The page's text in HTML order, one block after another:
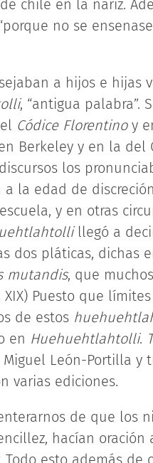
chile en la nariz.
no se
a hijos e hijas
, “antigua palabra”.
Códice Florentinoy
Berkeley y en la del
los
la edad de
y en otras
llegó a
dos pláticas, dichas
mutandis, que
XIX) Puesto que
de estos
en Huehuehtlahtolli.
León-Portilla y
varias ediciones.
de que los
hacían oración
esto además de